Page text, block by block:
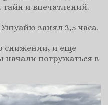
тайн и впечатлений.
занял 3,5 часа.
снижении, и еще
начали погружаться в